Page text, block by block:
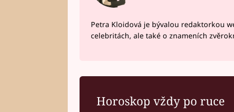
Petra Kloidová je bývalou redaktorkou
celebritách, ale také o znameních
Horoskop vždy po ruce